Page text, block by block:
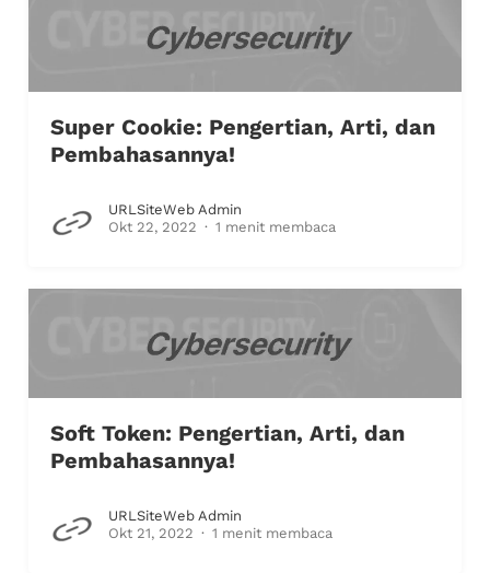
Super Cookie: Pengertian, Arti, dan
Pembahasannya!
URLSiteWeb Admin
Okt 22, 2022
1 menit membaca
Soft Token: Pengertian, Arti, dan
Pembahasannya!
URLSiteWeb Admin
Okt 21, 2022
1 menit membaca